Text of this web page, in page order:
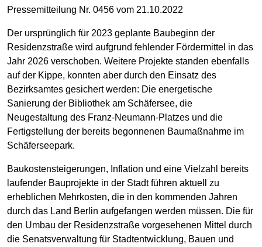
Pressemitteilung Nr. 0456 vom 21.10.2022
Der ursprünglich für 2023 geplante Baubeginn der
Residenzstraße wird aufgrund fehlender Fördermittel in das
Jahr 2026 verschoben. Weitere Projekte standen ebenfalls
auf der Kippe, konnten aber durch den Einsatz des
Bezirksamtes gesichert werden: Die energetische
Sanierung der Bibliothek am Schäfersee, die
Neugestaltung des Franz-Neumann-Platzes und die
Fertigstellung der bereits begonnenen Baumaßnahme im
Schäferseepark.
Baukostensteigerungen, Inflation und eine Vielzahl bereits
laufender Bauprojekte in der Stadt führen aktuell zu
erheblichen Mehrkosten, die in den kommenden Jahren
durch das Land Berlin aufgefangen werden müssen. Die für
den Umbau der Residenzstraße vorgesehenen Mittel durch
die Senatsverwaltung für Stadtentwicklung, Bauen und